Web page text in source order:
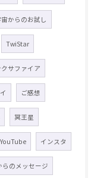
宙からのお試し
TwiStar
クサファイア
ご感想
冥王星
YouTube インスタ
らのメッセージ